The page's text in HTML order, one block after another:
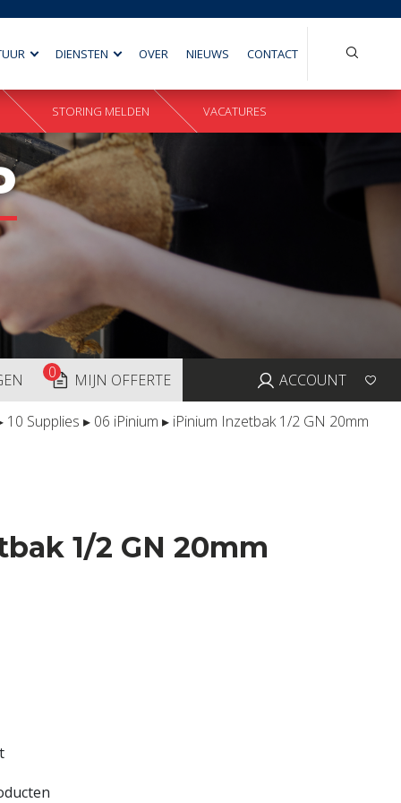
DIENSTEN OVER NIEUWS CONTACT
Search
STORING MELDEN VACATURES
MIJN OFFERTE
0 ACCOUNT
10 Supplies ▸ 06 iPinium ▸ iPinium Inzetbak 1/2 GN 20mm
1/2 GN 20mm